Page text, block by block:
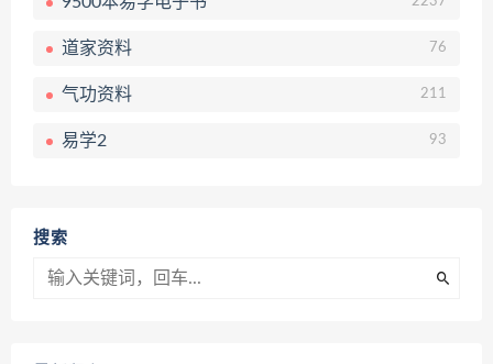
道家资料 76
气功资料 211
易学2 93
搜索